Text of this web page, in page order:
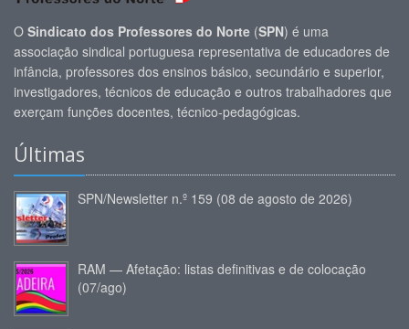
O Sindicato dos Professores do Norte (SPN) é uma
associação sindical portuguesa representativa de educadores de
infância, professores dos ensinos básico, secundário e superior,
investigadores, técnicos de educação e outros trabalhadores que
exerçam funções docentes, técnico-pedagógicas.
Últimas
SPN/Newsletter n.º 159 (08 de agosto de 2026)
RAM — Afetação: listas definitivas e de colocação
(07/ago)